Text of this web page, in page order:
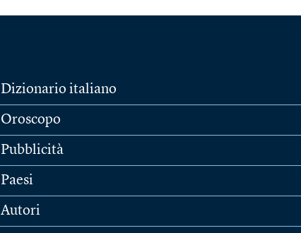
Dizionario italiano
Oroscopo
Pubblicità
Paesi
Autori